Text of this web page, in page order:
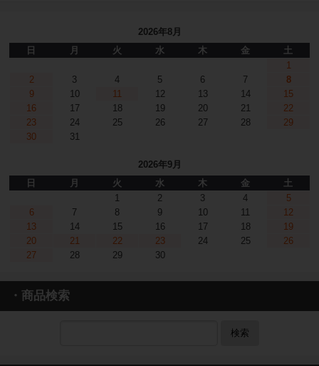
2026年8月
日
月 火 水 木 金
土
1
2
3 4 5 6 7
8
9
10 11 12 13 14
15
16
17 18 19 20 21
22
23
24 25 26 27 28
29
30
31
2026年9月
日
月 火 水 木 金
土
1
2 3 4
5
6
7 8 9 10 11
12
13
14 15 16 17 18
19
20
21 22 23 24 25
26
27
28 29 30
・商品検索
検索